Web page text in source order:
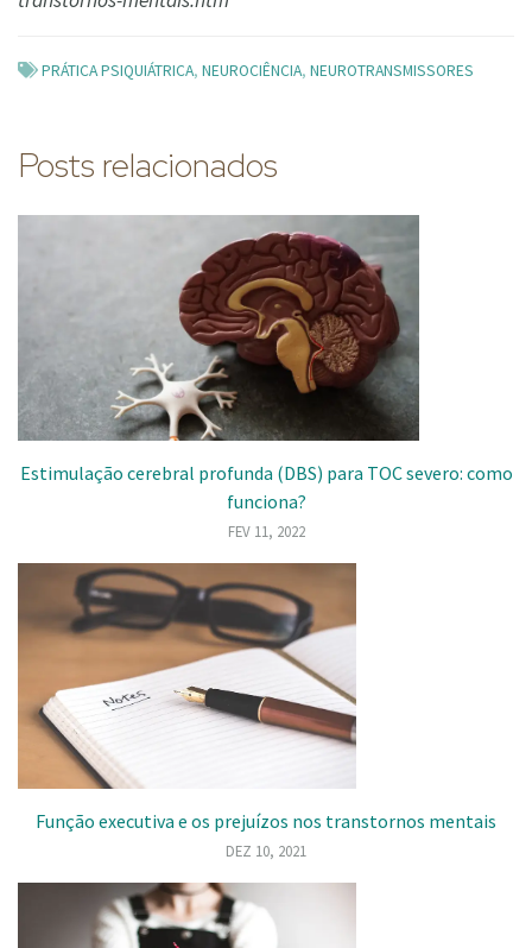
PRÁTICA PSIQUIÁTRICA, NEUROCIÊNCIA, NEUROTRANSMISSORES
Posts relacionados
Estimulação cerebral profunda (DBS) para TOC severo: como
funciona?
FEV 11, 2022
Função executiva e os prejuízos nos transtornos mentais
DEZ 10, 2021